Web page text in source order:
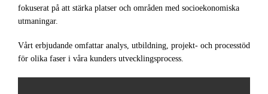
fokuserat på att stärka platser och områden med socioekonomiska
utmaningar.
Vårt erbjudande omfattar analys, utbildning, projekt- och processtöd
för olika faser i våra kunders utvecklingsprocess.